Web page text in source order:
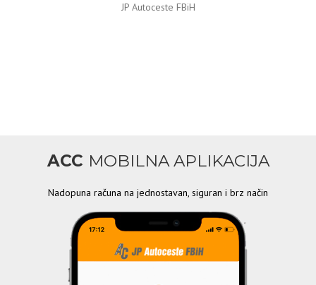
JP Autoceste FBiH
ACC MOBILNA APLIKACIJA
Nadopuna računa na jednostavan, siguran i brz način